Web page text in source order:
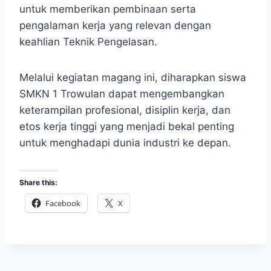
untuk memberikan pembinaan serta
pengalaman kerja yang relevan dengan
keahlian Teknik Pengelasan.
Melalui kegiatan magang ini, diharapkan siswa
SMKN 1 Trowulan dapat mengembangkan
keterampilan profesional, disiplin kerja, dan
etos kerja tinggi yang menjadi bekal penting
untuk menghadapi dunia industri ke depan.
Share this:
Facebook X